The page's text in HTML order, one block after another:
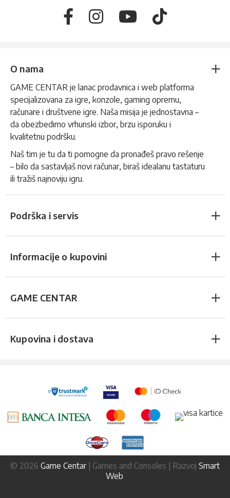
O nama
GAME CENTAR je lanac prodavnica i web platforma
specijalizovana za igre, konzole, gaming opremu,
računare i društvene igre. Naša misija je jednostavna –
da obezbedimo vrhunski izbor, brzu isporuku i
kvalitetnu podršku.
Naš tim je tu da ti pomogne da pronađeš pravo rešenje
– bilo da sastavljaš novi računar, biraš idealanu tastaturu
ili tražiš najnoviju igru.
Podrška i servis
Informacije o kupovini
GAME CENTAR
Kupovina i dostava
© 2026 Game Centar| Games and Consoles | Razvoj Smart
Web.